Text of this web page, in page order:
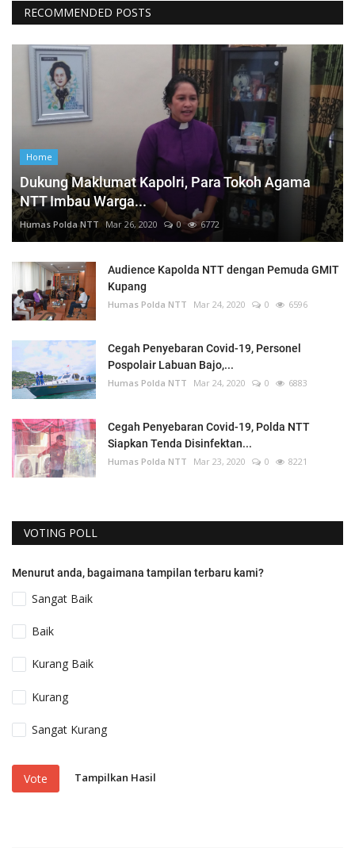
RECOMMENDED POSTS
Home
Dukung Maklumat Kapolri, Para Tokoh Agama
NTT Imbau Warga...
Humas Polda NTT Mar 26, 2020 0 6772
Audience Kapolda NTT dengan Pemuda GMIT
Kupang
Humas Polda NTT Mar 24, 2020 0 6596
Cegah Penyebaran Covid-19, Personel
Pospolair Labuan Bajo,...
Humas Polda NTT Mar 24, 2020 0 6883
Cegah Penyebaran Covid-19, Polda NTT
Siapkan Tenda Disinfektan...
Humas Polda NTT Mar 23, 2020 0 8221
VOTING POLL
Menurut anda, bagaimana tampilan terbaru kami?
Sangat Baik
Baik
Kurang Baik
Kurang
Sangat Kurang
Vote Tampilkan Hasil